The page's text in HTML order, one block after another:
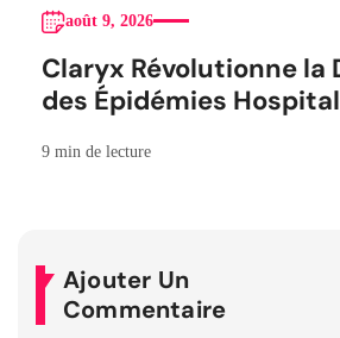
août 9, 2026
Claryx Révolutionne la
des Épidémies
9 min de lecture
Ajouter Un
Commentaire